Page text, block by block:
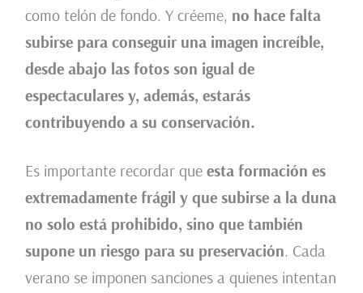
como telón de fondo. Y créeme, no hace falta
subirse para conseguir una imagen increíble,
desde abajo las fotos son igual de
espectaculares y, además, estarás
contribuyendo a su conservación.
Es importante recordar que esta formación es
extremadamente frágil y que subirse a la duna
no solo está prohibido, sino que también
supone un riesgo para su preservación. Cada
verano se imponen sanciones a quienes intentan